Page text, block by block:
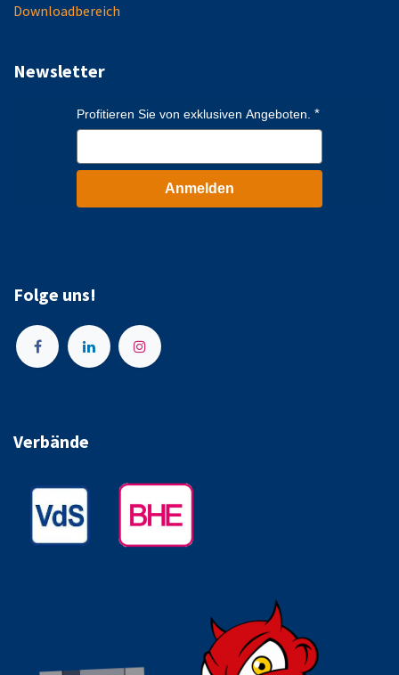
Downloadbereich
Newsletter
Profitieren Sie von exklusiven Angeboten.
Anmelden
Folge uns!
Verbände